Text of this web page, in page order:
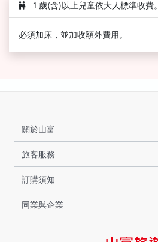
1 歲(含)以上兒童依大人標準收費。
必須加床，並加收額外費用。
關於山富
旅客服務
訂購須知
同業與企業